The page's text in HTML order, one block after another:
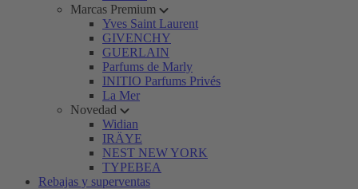
Marcas Premium
Yves Saint Laurent
GIVENCHY
GUERLAIN
Parfums de Marly
INITIO Parfums Privés
La Mer
Novedad
Widian
IRÄYE
NEST NEW YORK
TYPEBEA
Rebajas y superventas